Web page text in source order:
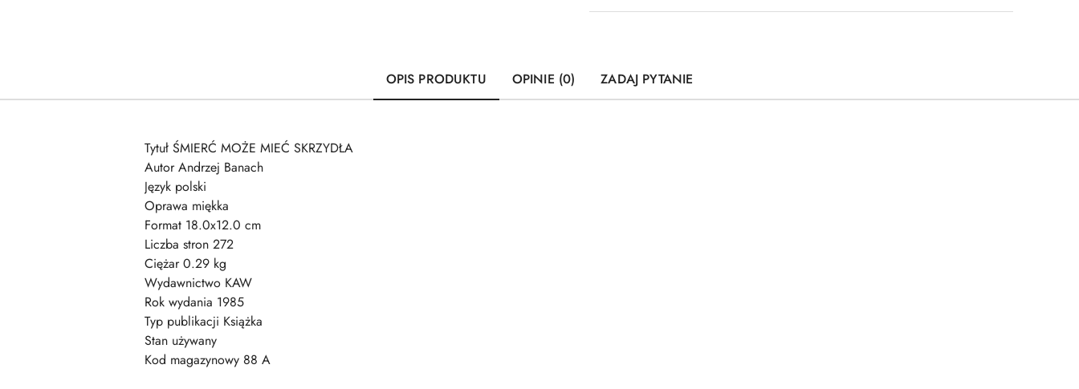
OPIS PRODUKTU OPINIE (0) ZADAJ PYTANIE
Tytuł ŚMIERĆ MOŻE MIEĆ SKRZYDŁA
Autor Andrzej Banach
Język polski
Oprawa miękka
Format 18.0x12.0 cm
Liczba stron 272
Ciężar 0.29 kg
Wydawnictwo KAW
Rok wydania 1985
Typ publikacji Książka
Stan używany
Kod magazynowy 88 A